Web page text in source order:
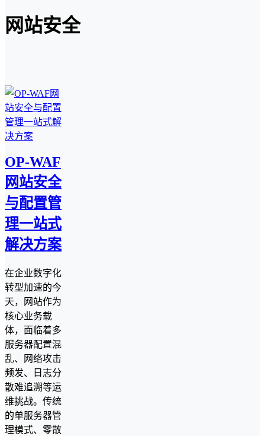
网站安全
OP-WAF
网站安全
与配置管
理一站式
解决方案
在企业数字化
转型加速的今
天，网站作为
核心业务载
体，面临着多
服务器配置混
乱、网络攻击
频发、日志分
散难追溯等运
维挑战。传统
的单服务器管
理模式、零散